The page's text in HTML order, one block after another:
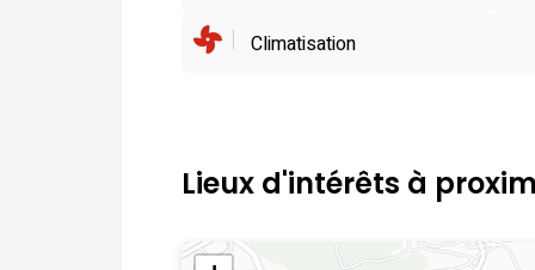
Climatisation
Lieux d'intérêts à